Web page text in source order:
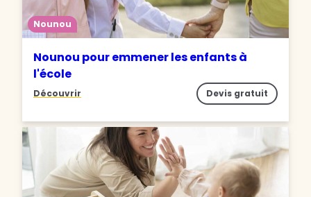
Nounou
Nounou pour emmener les enfants à
l'école
Découvrir Devis gratuit